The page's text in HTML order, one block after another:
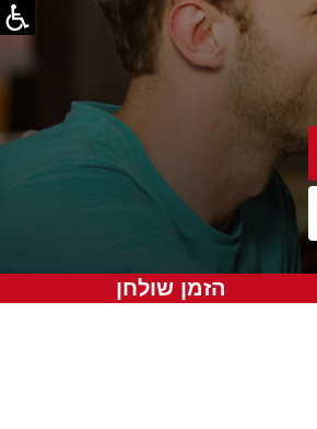
הזמן שולחן